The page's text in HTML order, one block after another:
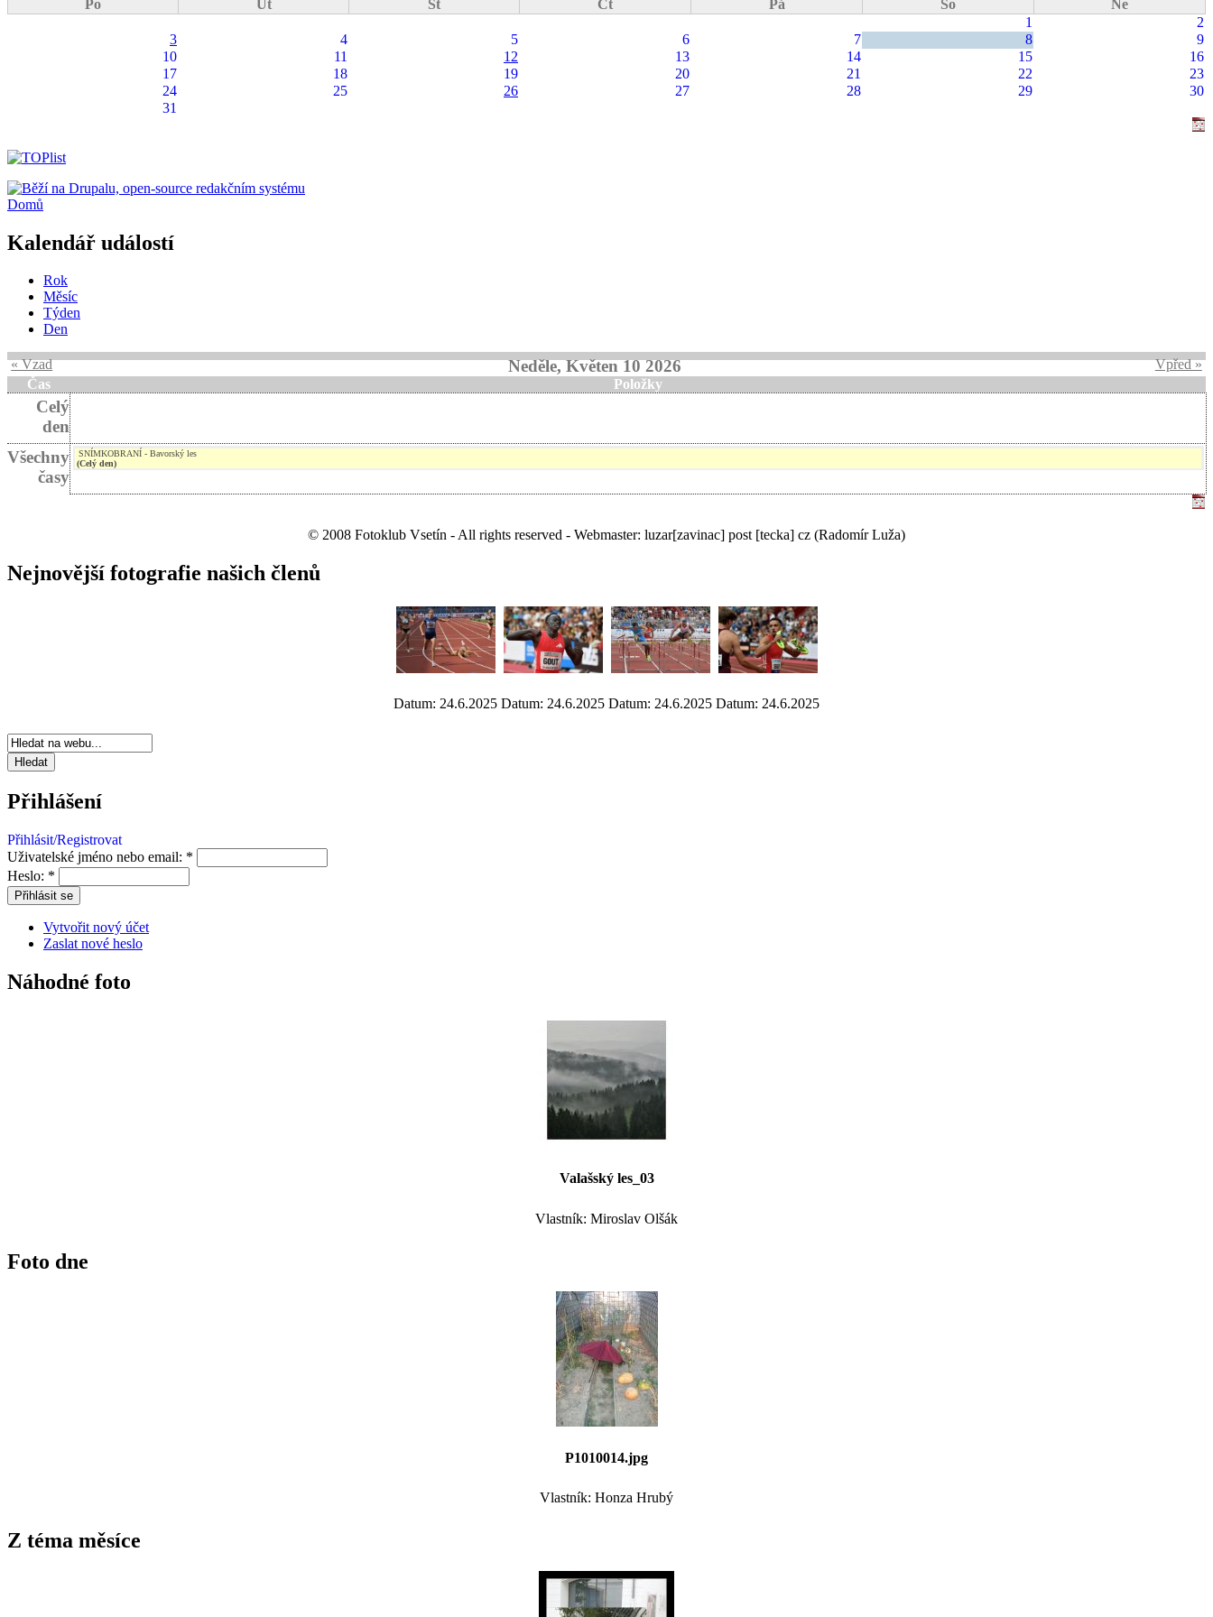
Po Út St Čt Pá So
Ne
1
2
3
4 5 6 7 8
9
10
11 12 13 14 15
16
17
18 19 20 21 22
23
24
25 26 27 28 29
30
31
Domů
Kalendář událostí
Rok
Měsíc
Týden
Den
« Vzad Neděle, Květen 10 2026
Vpřed »
Čas
Položky
Celý
den
Všechny
časy
SNÍMKOBRANÍ - Bavorský les
(Celý den)
© 2008 Fotoklub Vsetín - All rights reserved - Webmaster: luzar[zavinac] post [tecka] cz (Radomír Luža)
Nejnovější fotografie našich členů
Datum: 24.6.2025 Datum: 24.6.2025 Datum: 24.6.2025 Datum: 24.6.2025
Přihlášení
Přihlásit/Registrovat
Uživatelské jméno nebo email: *
Heslo: *
Vytvořit nový účet
Zaslat nové heslo
Náhodné foto
Valašský les_03
Vlastník: Miroslav Olšák
Foto dne
P1010014.jpg
Vlastník: Honza Hrubý
Z téma měsíce